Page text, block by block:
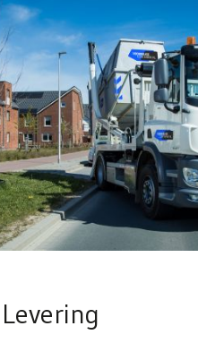
Levering